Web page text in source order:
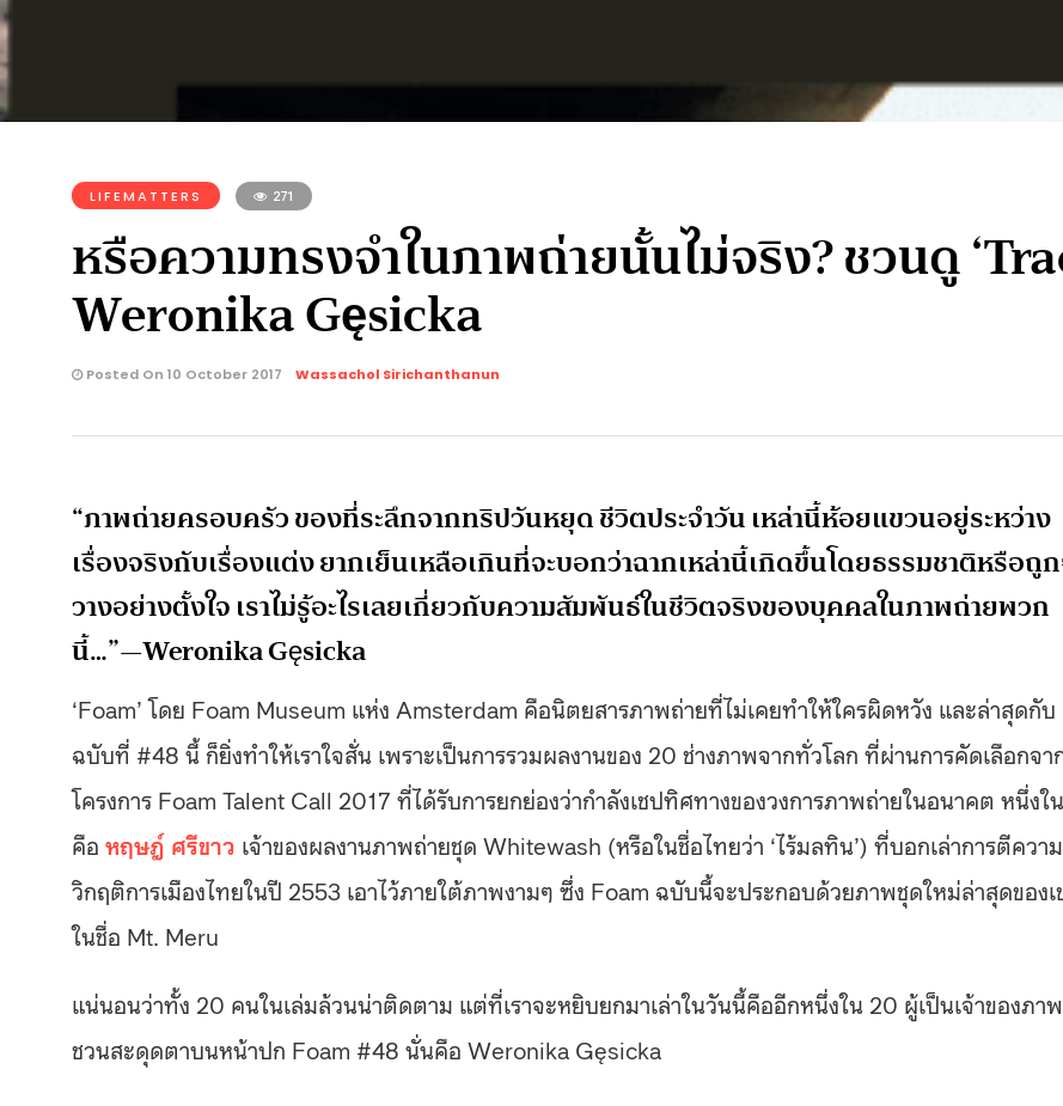
LIFEMATTERS 271
หรือความทรงจำในภาพถ่ายนั้นไม่จริง? ชวนดู
Weronika Gęsicka
Posted On 10 October 2017 Wassachol Sirichanthanun
“ภาพถ่ายครอบครัว ของที่ระลึกจากทริปวันหยุด ชีวิตประจำวัน เหล่านี้ห้อยแขวนอยู่ระหว่าง
เรื่องจริงกับเรื่องแต่ง ยากเย็นเหลือเกินที่จะบอกว่าฉากเหล่านี้เกิดขึ้นโดยธรรมชาติหรือถู
วางอย่างตั้งใจ เราไม่รู้อะไรเลยเกี่ยวกับความสัมพันธ์ในชีวิตจริงของบุคคลในภาพถ่ายพวก
นี้…”—Weronika Gęsicka
‘Foam’ โดย Foam Museum แห่ง Amsterdam คือนิตยสารภาพถ่ายที่ไม่เคยทำให้ใครผิดหวัง และล่าสุดกับ
ฉบับที่ #48 นี้ ก็ยิ่งทำให้เราใจสั่น เพราะเป็นการรวมผลงานของ 20 ช่างภาพจากทั่วโลก ที่ผ่านการคัดเลือกจา
โครงการ Foam Talent Call 2017 ที่ได้รับการยกย่องว่ากำลังเชปทิศทางของวงการภาพถ่ายในอนาคต หนึ่งใ
คือ หฤษฎ์ ศรีขาว เจ้าของผลงานภาพถ่ายชุด Whitewash (หรือในชื่อไทยว่า ‘ไร้มลทิน’) ที่บอกเล่าการตีความ
วิกฤติการเมืองไทยในปี 2553 เอาไว้ภายใต้ภาพงามๆ ซึ่ง Foam ฉบับนี้จะประกอบด้วยภาพชุดใหม่ล่าสุดของเ
ในชื่อ Mt. Meru
แน่นอนว่าทั้ง 20 คนในเล่มล้วนน่าติดตาม แต่ที่เราจะหยิบยกมาเล่าในวันนี้คืออีกหนึ่งใน 20 ผู้เป็นเจ้าของภาพ
ชวนสะดุดตาบนหน้าปก Foam #48 นั่นคือ Weronika Gęsicka